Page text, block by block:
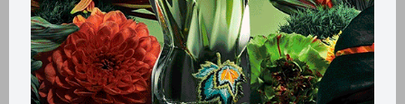
Productos que te pueden interesar